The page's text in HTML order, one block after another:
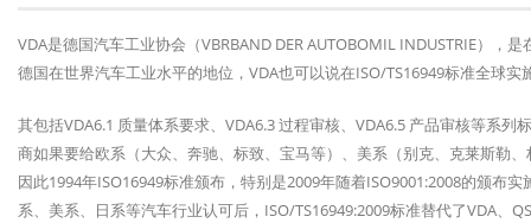
VDA是德国汽车工业协会（VBRBAND DER AUTOBOMIL INDUSTRIE）
德国在世界汽车工业水平的地位，VDA也可以说在ISO/TS16949标准全球
其包括VDA6.1 质量体系要求、VDA6.3 过程审核、VDA6.5 产品审核等系
商如果要给欧系（大众、奔驰、标致、宝马等）、美系（别克、克莱斯勒
因此1994年ISO16949标准颁布，特别是2009年随着ISO9001:2008的颁布
系、美系、日系等汽车行业认可后，ISO/TS16949:2009标准替代了VDA、